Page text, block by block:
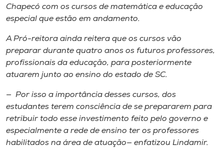
Chapecó com os cursos de matemática e educação
especial que estão em andamento.
A Pró-reitora ainda reitera que os cursos vão
preparar durante quatro anos os futuros professores,
profissionais da educação, para posteriormente
atuarem junto ao ensino do estado de SC.
— Por isso a importância desses cursos, dos
estudantes terem consciência de se prepararem para
retribuir todo esse investimento feito pelo governo e
especialmente a rede de ensino ter os professores
habilitados na área de atuação— enfatizou Lindamir.